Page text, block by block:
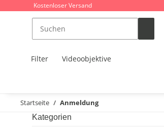
Kostenloser Versand
Filter Videoobjektive
Startseite Anmeldung
Kategorien